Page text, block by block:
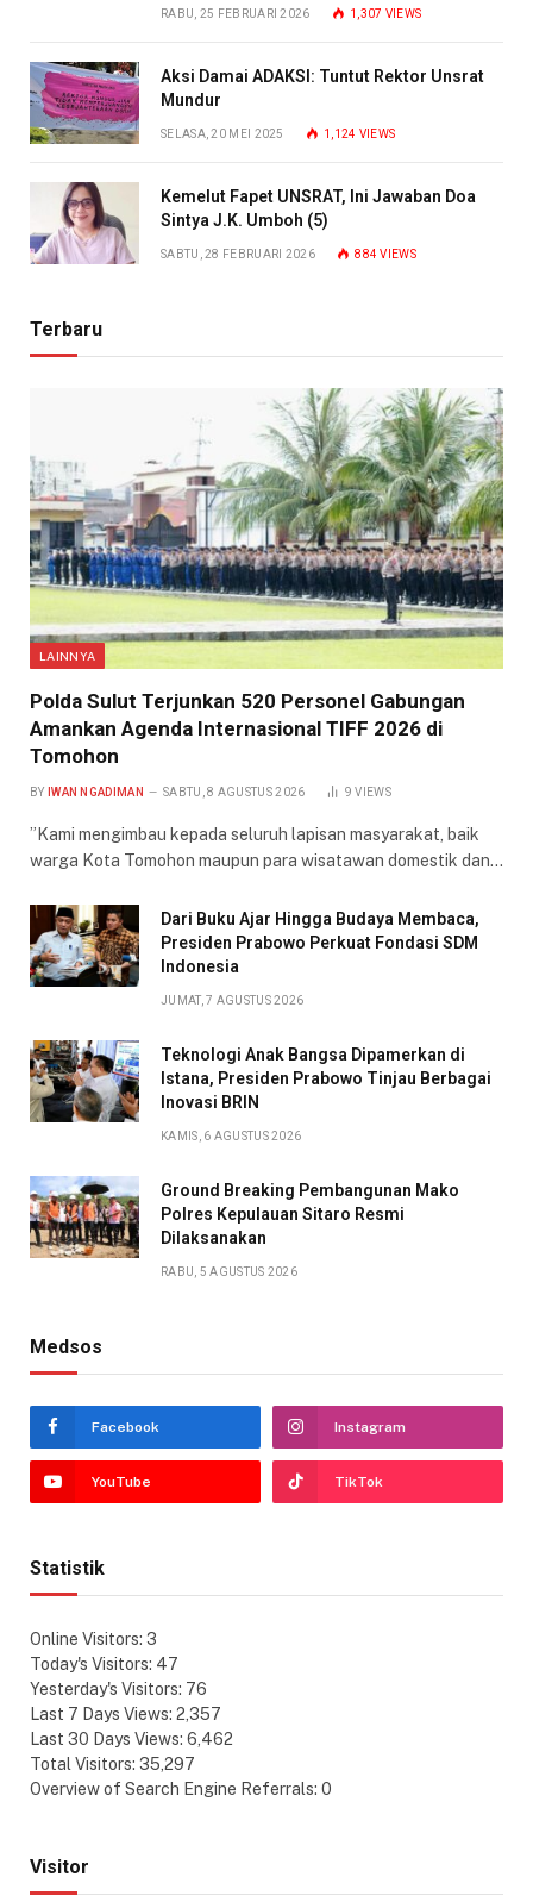
RABU, 25 FEBRUARI 2026 1,307 VIEWS
Aksi Damai ADAKSI: Tuntut Rektor Unsrat
Mundur
SELASA, 20 MEI 2025 1,124 VIEWS
Kemelut Fapet UNSRAT, Ini Jawaban Doa
Sintya J.K. Umboh (5)
SABTU, 28 FEBRUARI 2026 884VIEWS
Terbaru
LAINNYA
​Polda Sulut Terjunkan 520 Personel Gabungan
Amankan Agenda Internasional TIFF 2026 di
Tomohon
BY IWAN NGADIMAN SABTU, 8 AGUSTUS 2026 9VIEWS
​”Kami mengimbau kepada seluruh lapisan masyarakat, baik
warga Kota Tomohon maupun para wisatawan domestik dan…
Dari Buku Ajar Hingga Budaya Membaca,
Presiden Prabowo Perkuat Fondasi SDM
Indonesia
JUMAT, 7 AGUSTUS 2026
Teknologi Anak Bangsa Dipamerkan di
Istana, Presiden Prabowo Tinjau Berbagai
Inovasi BRIN
KAMIS, 6 AGUSTUS 2026
Ground Breaking Pembangunan Mako
Polres Kepulauan Sitaro Resmi
Dilaksanakan
RABU, 5 AGUSTUS 2026
Medsos
Facebook Instagram
YouTube TikTok
Statistik
Online Visitors: 3
Today's Visitors: 47
Yesterday's Visitors: 76
Last 7 Days Views: 2,357
Last 30 Days Views: 6,462
Total Visitors: 35,297
Overview of Search Engine Referrals: 0
Visitor